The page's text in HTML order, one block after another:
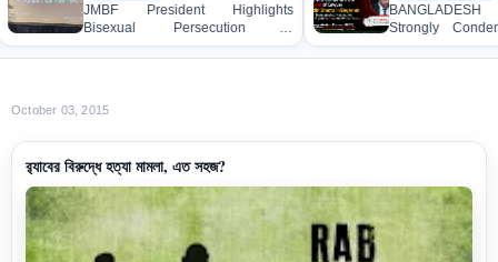
JMBF President Highlights
Bisexual Persecution in
Bangladesh at the Bi+ World
Conference in Amsterdam
BANGLADESH
Strongly
Murder of Lawyer
Shanto in Bagerhat
October 03, 2015
র‍্যাবের বিরুদ্ধে হত্যা মামলা, এত সহজ?